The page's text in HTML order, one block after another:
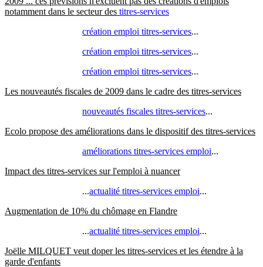
notamment dans le secteur des titres-services
création emploi titres-services...
création emploi titres-services...
création emploi titres-services...
Les nouveautés fiscales de 2009 dans le cadre des titres-services
nouveautés fiscales titres-services...
Ecolo propose des améliorations dans le dispositif des titres-services
améliorations titres-services emploi...
Impact des titres-services sur l'emploi à nuancer
...actualité titres-services emploi...
Augmentation de 10% du chômage en Flandre
...actualité titres-services emploi...
Joëlle MILQUET veut doper les titres-services et les étendre à la
garde d'enfants